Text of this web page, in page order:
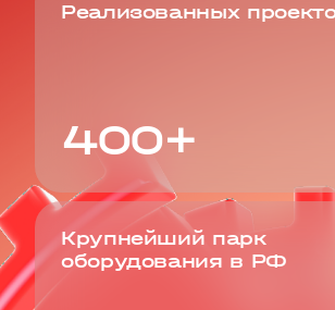
Реализованных
400+
Крупнейший парк
оборудования в РФ